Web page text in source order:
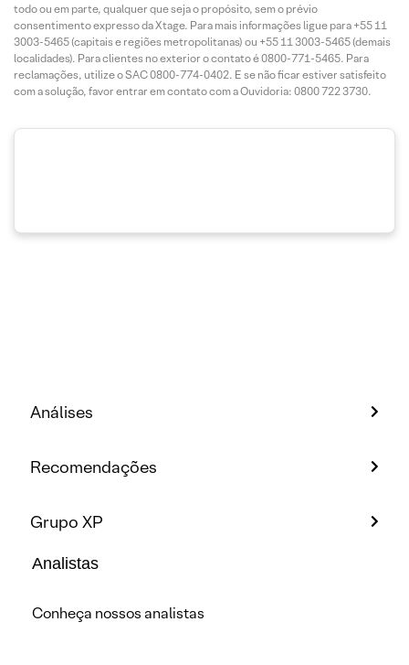
todo ou em parte, qualquer que seja o propósito, sem o prévio
consentimento expresso da Xtage. Para mais informações ligue para +55 11
3003-5465 (capitais e regiões metropolitanas) ou +55 11 3003-5465 (demais
localidades). Para clientes no exterior o contato é 0800-771-5465. Para
reclamações, utilize o SAC 0800-774-0402. E se não ficar estiver satisfeito
com a solução, favor entrar em contato com a Ouvidoria: 0800 722 3730.
Análises
Recomendações
Grupo XP
Analistas
Conheça nossos analistas